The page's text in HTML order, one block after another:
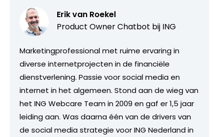
Erik van Roekel
Product Owner Chatbot bij ING
Marketingprofessional met ruime ervaring in
diverse internetprojecten in de financiële
dienstverlening. Passie voor social media en
internet in het algemeen. Stond aan de wieg van
het ING Webcare Team in 2009 en gaf er 1,5 jaar
leiding aan. Was daarna één van de drivers van
de social media strategie voor ING Nederland in